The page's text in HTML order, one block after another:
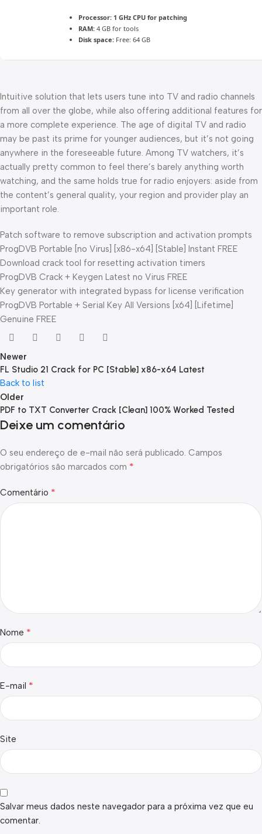
Processor: 1 GHz CPU for patching
RAM: 4 GB for tools
Disk space: Free: 64 GB
Intuitive solution that lets users tune into TV and radio channels
from all over the globe, while also offering additional features for
a more complete experience. The age of digital TV and radio
may be past its prime for younger audiences, but it’s not going
anywhere in the foreseeable future. Among TV watchers, it’s
actually pretty common to feel there’s barely anything worth
watching, and the same holds true for radio enjoyers: aside from
the content’s general quality, your region and provider play an
important role.
Patch software to remove subscription and activation prompts
ProgDVB Portable [no Virus] [x86-x64] [Stable] Instant FREE
Download crack tool for resetting activation timers
ProgDVB Crack + Keygen Latest no Virus FREE
Key generator with integrated bypass for license verification
ProgDVB Portable + Serial Key All Versions [x64] [Lifetime]
Genuine FREE
Newer
FL Studio 21 Crack for PC [Stable] x86-x64 Latest
Back to list
Older
PDF to TXT Converter Crack [Clean] 100% Worked Tested
Deixe um comentário
O seu endereço de e-mail não será publicado. Campos
obrigatórios são marcados com *
Comentário *
Nome *
E-mail *
Site
Salvar meus dados neste navegador para a próxima vez que eu
comentar.